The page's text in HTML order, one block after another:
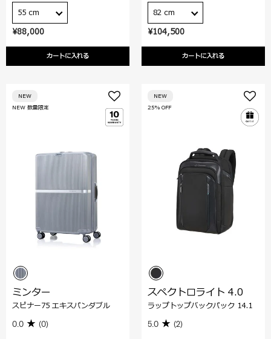
¥88,000
カートに入れる
55 cm
¥104,500
カートに入れる
82 cm
NEW 数量限定
NEW
ミンター
スピナー75 エキスパンダブル
0.0 (0)
25% OFF
NEW
スペクトロライト 4.0
ラップトップバックパック 14.1
5.0 (2)